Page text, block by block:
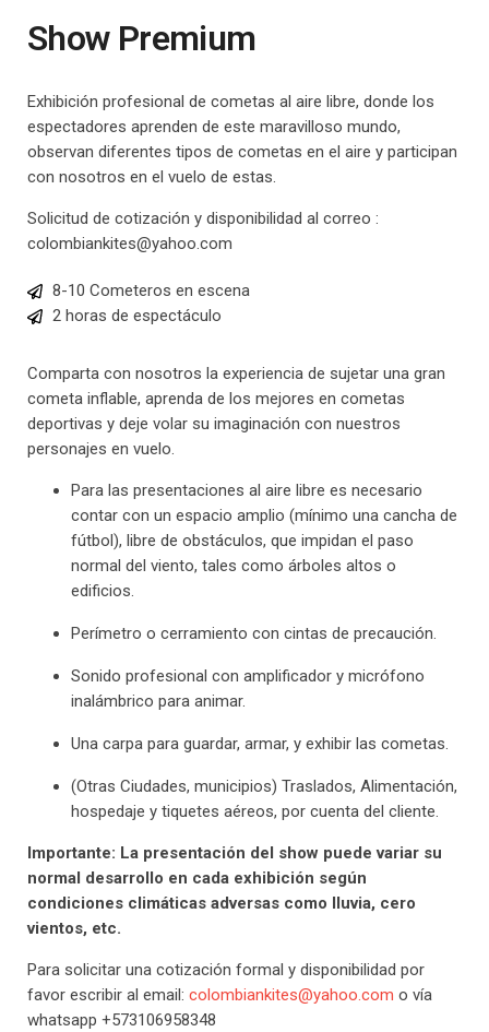
Contacto
Show Premium
Exhibición profesional de cometas al aire libre, donde los
espectadores aprenden de este maravilloso mundo,
observan diferentes tipos de cometas en el aire y participan
con nosotros en el vuelo de estas.
Solicitud de cotización y disponibilidad al correo :
colombiankites@yahoo.com
8-10 Cometeros en escena
2 horas de espectáculo
Comparta con nosotros la experiencia de sujetar una gran
cometa inflable, aprenda de los mejores en cometas
deportivas y deje volar su imaginación con nuestros
personajes en vuelo.
Para las presentaciones al aire libre es necesario
contar con un espacio amplio (mínimo una cancha de
fútbol), libre de obstáculos, que impidan el paso
normal del viento, tales como árboles altos o
edificios.
Perímetro o cerramiento con cintas de precaución.
Sonido profesional con amplificador y micrófono
inalámbrico para animar.
Una carpa para guardar, armar, y exhibir las cometas.
(Otras Ciudades, municipios) Traslados, Alimentación,
hospedaje y tiquetes aéreos, por cuenta del cliente.
Importante: La presentación del show puede variar su
normal desarrollo en cada exhibición según
condiciones climáticas adversas como lluvia, cero
vientos, etc.
Para solicitar una cotización formal y disponibilidad por
favor escribir al email: colombiankites@yahoo.com o vía
whatsapp +573106958348